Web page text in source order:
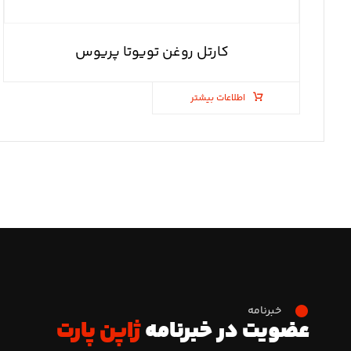
کارتل روغن تویوتا پریوس
اطلاعات بیشتر
خبرنامه
عضویت در خبرنامهژاپن پارت